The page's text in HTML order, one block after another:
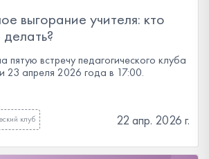
выгорание учителя: кто
пятую встречу педагогического клуба
23 апреля 2026 года в 17:00.
клуб 22 апр. 2026 г.